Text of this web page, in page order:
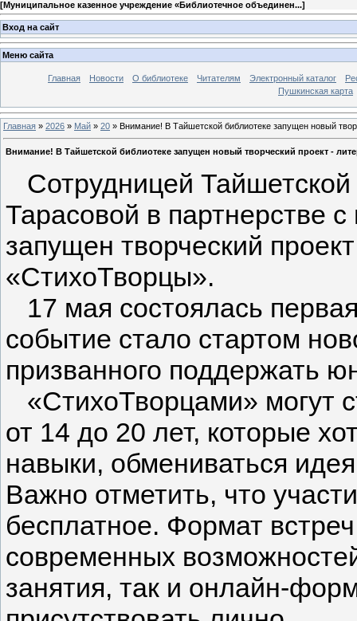
[Муниципальное казенное учреждение «Библиотечное объединен...]
Вход на сайт
Меню сайта
Главная Новости О библиотеке Читателям Электронный каталог
Пушкинская карта
Главная » 2026 » Май » 20 » Внимание! В Тайшетской библиотеке запущен новый
Внимание! В Тайшетской библиотеке запущен новый творческий проект -
Сотрудницей
Тарасовой в партнерстве с
запущен творческий
«СтихоТворцы».
17 мая состоялась
событие стало стартом
призванного поддержать
«СтихоТворцами» могут
от 14 до 20 лет, которые
навыки, обмениваться
Важно отметить, что
бесплатное. Формат
современных
занятия, так и онлайн-